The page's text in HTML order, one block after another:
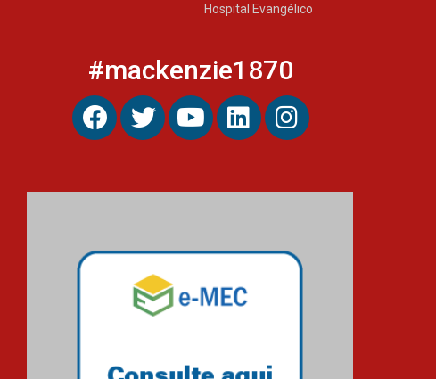
Hospital Evangélico
#mackenzie1870